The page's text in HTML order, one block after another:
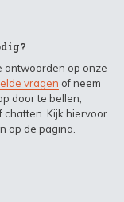
antwoorden op onze
vragen of neem
door te bellen,
chatten. Kijk hiervoor
op de pagina.